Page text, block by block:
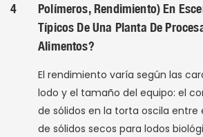
4
Polímeros, Rendimiento) En
Típicos De Una Planta De
Alimentos?
El rendimiento varía según las
lodo y el tamaño del equipo: el
de sólidos en la torta oscila entre
de sólidos secos para lodos